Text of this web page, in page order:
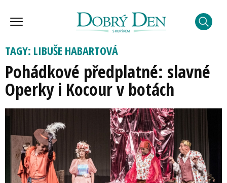
TAGY: LIBUŠE HABARTOVÁ
Pohádkové předplatné: slavné
Operky i Kocour v botách